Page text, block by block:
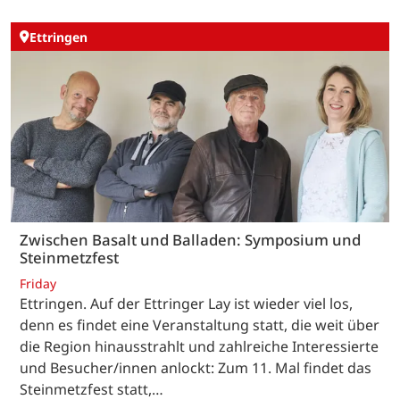
Ettringen
Zwischen Basalt und Balladen: Symposium und
Steinmetzfest
Friday
Ettringen. Auf der Ettringer Lay ist wieder viel los,
denn es findet eine Veranstaltung statt, die weit über
die Region hinausstrahlt und zahlreiche Interessierte
und Besucher/innen anlockt: Zum 11. Mal findet das
Steinmetzfest statt,…